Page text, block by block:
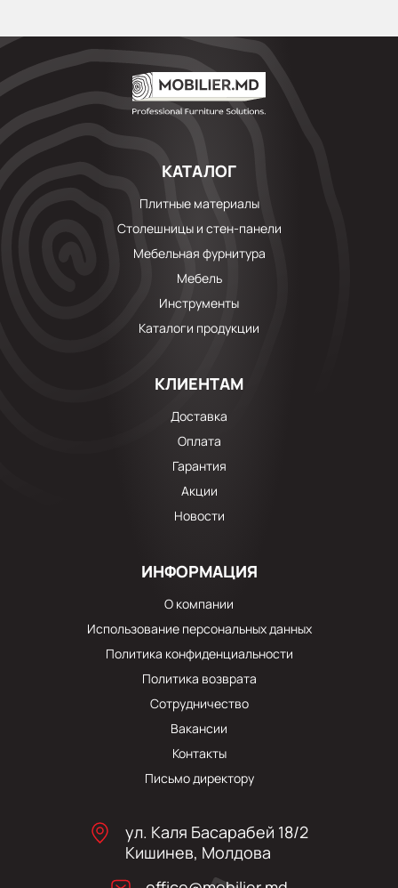
КАТАЛОГ
Плитные материалы
Столешницы и стен-панели
Мебельная фурнитура
Мебель
Инструменты
Каталоги продукции
КЛИЕНТАМ
Доставка
Оплата
Гарантия
Акции
Новости
ИНФОРМАЦИЯ
О компании
Использование персональных данных
Политика конфиденциальности
Политика возврата
Сотрудничество
Вакансии
Контакты
Письмо директору
ул. Каля Басарабей 18/2
Кишинев, Молдова